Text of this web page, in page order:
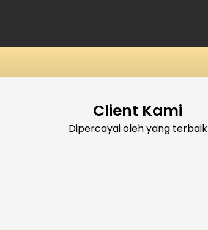
Client Kami
Dipercayai oleh yang terbaik